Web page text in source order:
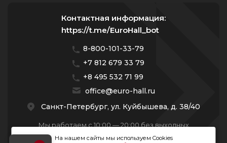
стиральной машины hisense или asko
замок на стиральную машину asko
asko стиральная машина дешево
стиральная машина asko wmc
стиральная машина премиум asko
стиральная машина швеция asko
Контактная информация:
https://t.me/EuroHall_bot
8-800-101-33-79
+7 812 679 33 79
+8 495 532 71 99
office@euro-hall.ru
Санкт-Петербург, ул. Куйбышева, д. 38/40
Мы работаем с 10:00 — 20:00 без выходных
На нашем сайты мы используем Cookies